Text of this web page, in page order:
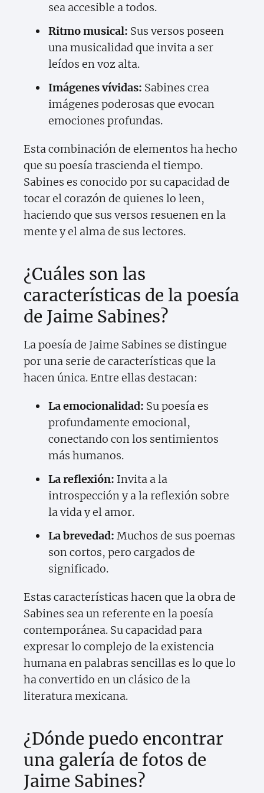
sea accesible a todos.
Ritmo musical: Sus versos poseen
una musicalidad que invita a ser
leídos en voz alta.
Imágenes vívidas: Sabines crea
imágenes poderosas que evocan
emociones profundas.
Esta combinación de elementos ha hecho
que su poesía trascienda el tiempo.
Sabines es conocido por su capacidad de
tocar el corazón de quienes lo leen,
haciendo que sus versos resuenen en la
mente y el alma de sus lectores.
¿Cuáles son las
características de la poesía
de Jaime Sabines?
La poesía de Jaime Sabines se distingue
por una serie de características que la
hacen única. Entre ellas destacan:
La emocionalidad: Su poesía es
profundamente emocional,
conectando con los sentimientos
más humanos.
La reflexión: Invita a la
introspección y a la reflexión sobre
la vida y el amor.
La brevedad: Muchos de sus poemas
son cortos, pero cargados de
significado.
Estas características hacen que la obra de
Sabines sea un referente en la poesía
contemporánea. Su capacidad para
expresar lo complejo de la existencia
humana en palabras sencillas es lo que lo
ha convertido en un clásico de la
literatura mexicana.
¿Dónde puedo encontrar
una galería de fotos de
Jaime Sabines?